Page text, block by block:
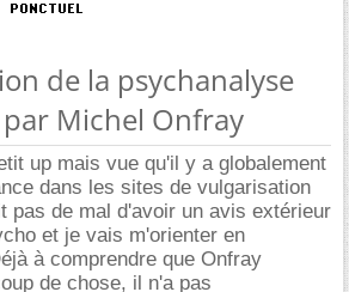
de la psychanalyse
Michel Onfray
up mais vue qu'il y a globalement
dans les sites de vulgarisation
pas de mal d'avoir un avis extérieur
et je vais m'orienter en
à comprendre que Onfray
de chose, il n'a pas